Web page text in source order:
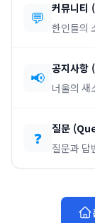
💬 커뮤니티 (
한인들의
📢 공지사항 (
너울의 새
❓ 질문 (
질문과 답